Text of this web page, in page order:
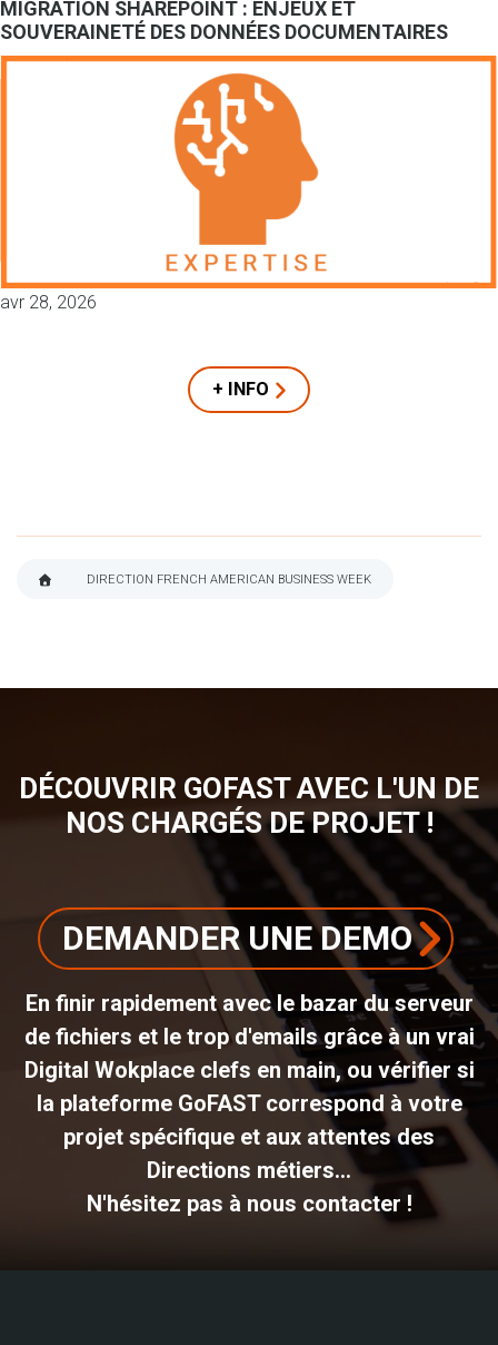
MIGRATION SHAREPOINT : ENJEUX ET
SOUVERAINETÉ DES DONNÉES DOCUMENTAIRES
avr 28, 2026
+ INFO
DIRECTION FRENCH AMERICAN BUSINESS WEEK
DÉCOUVRIR GOFAST AVEC L'UN DE
NOS CHARGÉS DE PROJET !
DEMANDER UNE DEMO
En finir rapidement avec le bazar du serveur
de fichiers et le trop d'emails grâce à un vrai
Digital Wokplace clefs en main, ou vérifier si
la plateforme GoFAST correspond à votre
projet spécifique et aux attentes des
Directions métiers...
N'hésitez pas à nous contacter !